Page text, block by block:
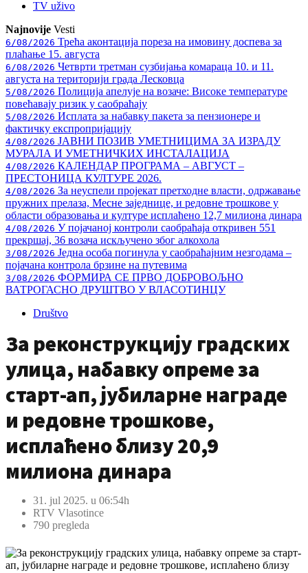
TV uživo
Najnovije Vesti
6/08/2026 Трећа аконтација пореза на имовину доспева за
плаћање 15. августа
6/08/2026 Четврти третман сузбијања комараца 10. и 11.
августа на територији града Лесковца
5/08/2026 Полиција апелује на возаче: Високе температуре
повећавају ризик у саобраћају
5/08/2026 Исплата за набавку пакета за пензионере и
фактичку експропријацију
4/08/2026 ЈАВНИ ПОЗИВ УМЕТНИЦИМА ЗА ИЗРАДУ
МУРАЛА И УМЕТНИЧКИХ ИНСТАЛАЦИЈА
4/08/2026 КАЛЕНДАР ПРОГРАМА – АВГУСТ –
ПРЕСТОНИЦА КУЛТУРЕ 2026.
4/08/2026 За неуспели пројекат претходне власти, одржавање
пружних прелаза, Месне заједнице, и редовне трошкове у
области образовања и културе исплаћено 12,7 милиона динара
4/08/2026 У појачаној контроли саобраћаја откривен 551
прекршај, 36 возача искључено због алкохола
3/08/2026 Једна особа погинула у саобраћајним незгодама –
појачана контрола брзине на путевима
3/08/2026 ФОРМИРА СЕ ПРВО ДОБРОВОЉНО
ВАТРОГАСНО ДРУШТВО У ВЛАСОТИНЦУ
Društvo
За реконструкцију градских
улица, набавку опреме за
старт-ап, јубиларне награде
и редовне трошкове,
исплаћено близу 20,9
милиона динара
31. jul 2025. u 06:54h
RTV Vlasotince
790 pregleda